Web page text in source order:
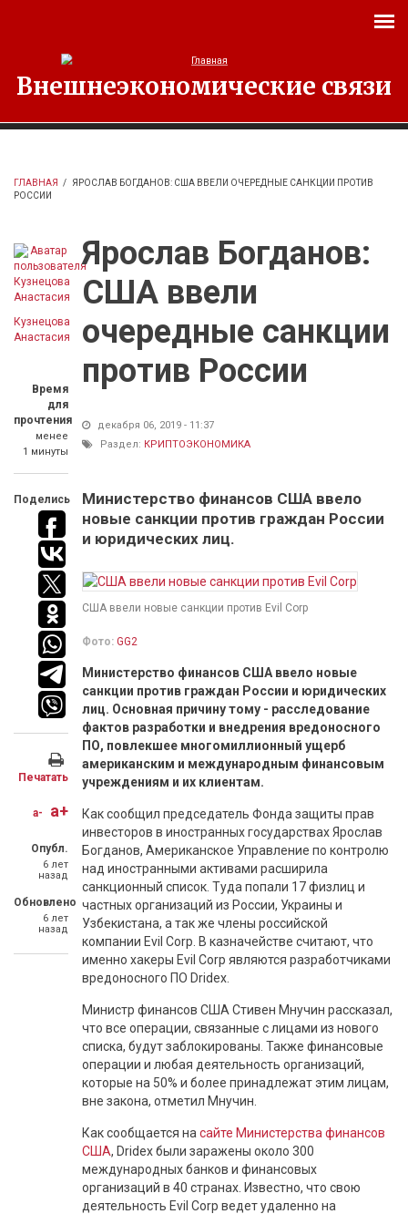
Внешнеэкономические связи
ГЛАВНАЯ /
ЯРОСЛАВ БОГДАНОВ: США ВВЕЛИ ОЧЕРЕДНЫЕ САНКЦИИ ПРОТИВ
РОССИИ
Кузнецова
Анастасия
Время
для
прочтения
менее
1 минуты
Поделись
Печатать
a- a+
Опубл.
6 лет
назад
Обновлено
6 лет
назад
Ярослав Богданов:
США ввели
очередные санкции
против России
декабря 06, 2019 - 11:37
Раздел: КРИПТОЭКОНОМИКА
Министерство финансов США ввело
новые санкции против граждан России
и юридических лиц.
США ввели новые санкции против Evil Corp
Фото: GG2
Министерство финансов США ввело новые
санкции против граждан России и юридических
лиц. Основная причину тому - расследование
фактов разработки и внедрения вредоносного
ПО, повлекшее многомиллионный ущерб
американским и международным финансовым
учреждениям и их клиентам.​
Как сообщил председатель Фонда защиты прав
инвесторов в иностранных государствах Ярослав
Богданов, Американское Управление по контролю
над иностранными активами расширила
санкционный список. Туда попали 17 физлиц и
частных организаций из России, Украины и
Узбекистана, а так же члены российской
компании Evil Corp. В казначействе считают, что
именно хакеры Evil Corp являются разработчиками
вредоносного ПО Dridex.
Министр финансов США Стивен Мнучин рассказал,
что все операции, связанные с лицами из нового
списка, будут заблокированы. Также финансовые
операции и любая деятельность организаций,
которые на 50% и более принадлежат этим лицам,
вне закона, отметил Мнучин.
Как сообщается на сайте Министерства финансов
США, Dridex были заражены около 300
международных банков и финансовых
организаций в 40 странах. Известно, что свою
деятельность Evil Corp ведет удаленно на